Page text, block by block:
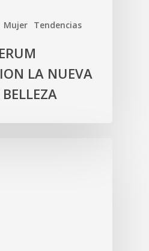
Mujer Tendencias
LA NUEVA